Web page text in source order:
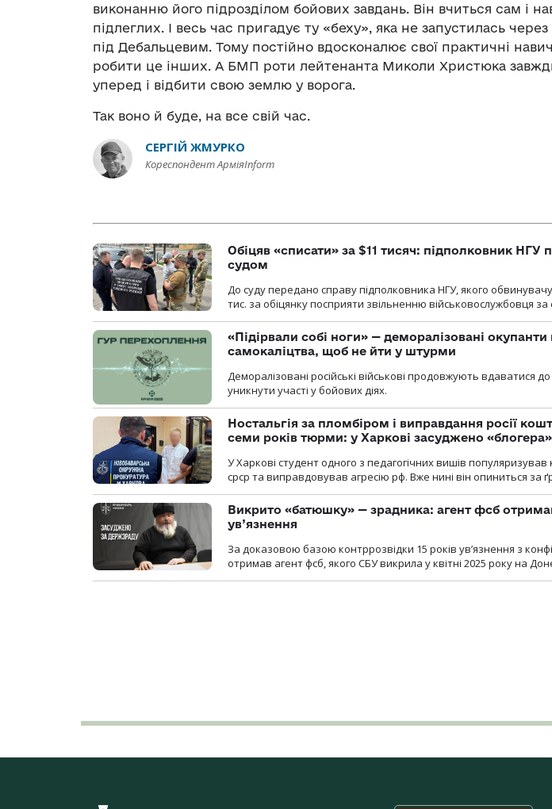
виконанню його підрозділом бойових завдань. Він вчиться сам і
підлеглих. І весь час пригадує ту «беху», яка не запустилась
під Дебальцевим. Тому постійно вдосконалює свої практичні
робити це інших. А БМП роти лейтенанта Миколи Христюка
уперед і відбити свою землю у ворога.
Так воно й буде, на все свій час.
СЕРГІЙ ЖМУРКО
Кореспондент АрміяInform
Обіцяв «списати» за $11 тисяч: підполковник НГУ
судом
До суду передано справу підполковника НГУ, якого
тис. за обіцянку посприяти звільненню військовослужбовця за
«Підірвали собі ноги» — деморалізовані
самокаліцтва, щоб не йти у штурми
Деморалізовані російські військові продовжують вдаватися до
уникнути участі у бойових діях.
Ностальгія за пломбіром і виправдання росії
семи років тюрми: у Харкові засуджено «блогера»
У Харкові студент одного з педагогічних вишів популяризував
срср та виправдовував агресію рф. Вже нині він опиниться за
Викрито «батюшку» — зрадника: агент фсб
ув’язнення
За доказовою базою контррозвідки 15 років увʼязнення з
отримав агент фсб, якого СБУ викрила у квітні 2025 року на